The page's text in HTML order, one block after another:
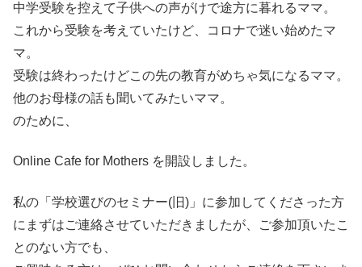
中学受験を控えて子供への声がけで途方に暮れるママ。
これから受験を考えていたけど、コロナで迷い始めたマ
マ。
受験は終わったけどこの先の教育がめちゃ気になるママ。
他のお母様の話も聞いてみたいママ。
のために、
Online Cafe for Mothers を開設しました。
私の「学校選びのセミナー(旧)」に参加してくださった方
にまずはご連絡させていただきましたが、ご参加頂いたこ
とのない方でも、